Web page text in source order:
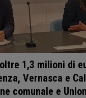
1,3 milioni di
Vernasca e
comunale e